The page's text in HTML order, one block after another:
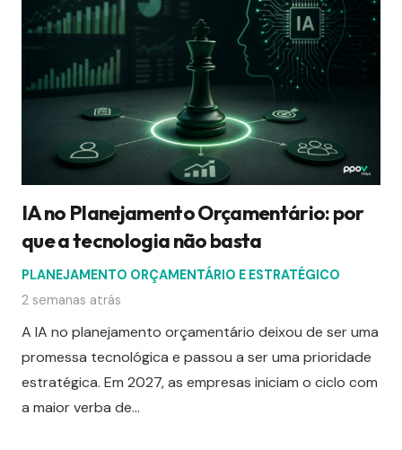
IA no Planejamento Orçamentário: por
que a tecnologia não basta
PLANEJAMENTO ORÇAMENTÁRIO E ESTRATÉGICO
2 semanas atrás
A IA no planejamento orçamentário deixou de ser uma
promessa tecnológica e passou a ser uma prioridade
estratégica. Em 2027, as empresas iniciam o ciclo com
a maior verba de…